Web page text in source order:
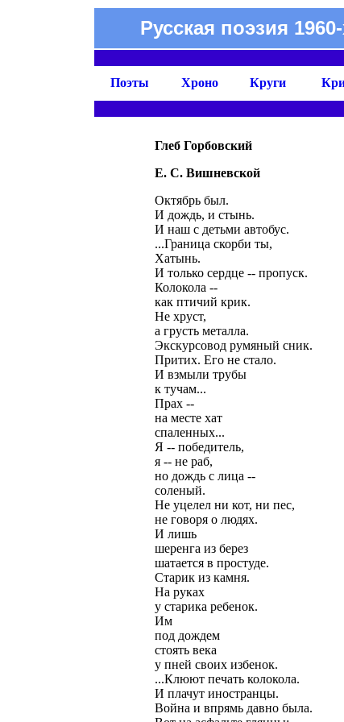
Русская поэзия
Поэты Хроно Круги
Глеб Горбовский
Е. С. Вишневской
Октябрь был.
И дождь, и стынь.
И наш с детьми автобус.
...Граница скорби ты,
Хатынь.
И только сердце -- пропуск.
Колокола --
как птичий крик.
Не хруст,
а грусть металла.
Экскурсовод румяный сник.
Притих. Его не стало.
И взмыли трубы
к тучам...
Прах --
на месте хат
спаленных...
Я -- победитель,
я -- не раб,
но дождь с лица --
соленый.
Не уцелел ни кот, ни пес,
не говоря о людях.
И лишь
шеренга из берез
шатается в простуде.
Старик из камня.
На руках
у старика ребенок.
Им
под дождем
стоять века
у пней своих избенок.
...Клюют печать колокола.
И плачут иностранцы.
Война и впрямь давно была.